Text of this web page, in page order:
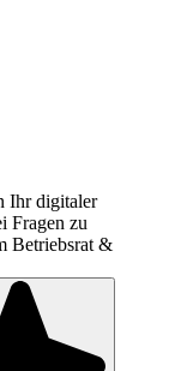
Ihr digitaler
Fragen zu
Betriebsrat &